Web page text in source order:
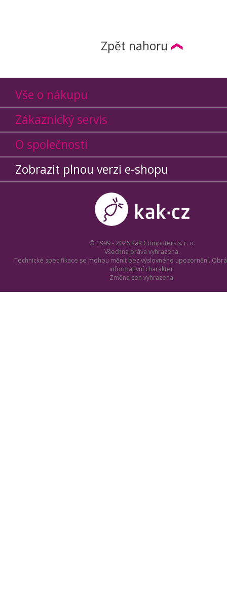
Zpět nahoru
Vše o nákupu
Zákaznický servis
O společnosti
Zobrazit plnou verzi e-shopu
© 1999 - 2026 KaK Computers s. r. o.
Všechna práva vyhrazena.
Technické specifikace se mohou měnit bez výslovného upozornění.
informativní charakter.
Změna cen vyhrazena.